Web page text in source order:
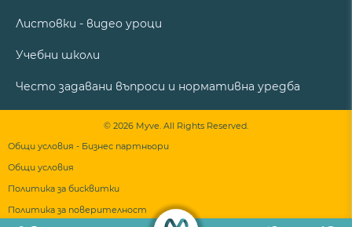
Листовки - видео уроци
Учебни школи
Често задавани въпроси и нормативна уредба
© 2026 Myve. All Rights Reserved.
Общи условия - Бизнес партньори
Общи условия
Политика за бисквитки
Политика за поверителност